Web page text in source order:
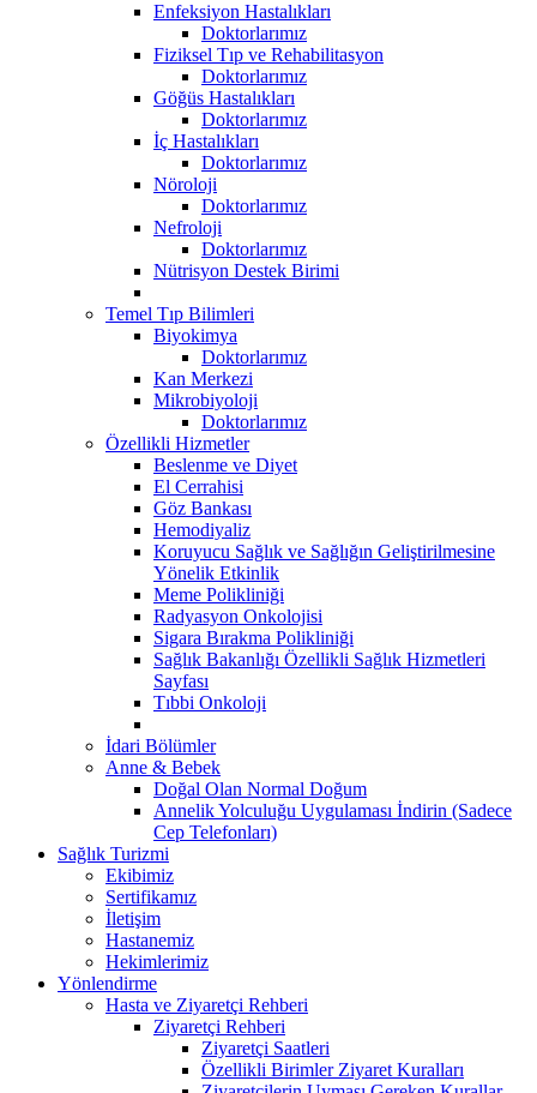
Enfeksiyon Hastalıkları
Doktorlarımız
Fiziksel Tıp ve Rehabilitasyon
Doktorlarımız
Göğüs Hastalıkları
Doktorlarımız
İç Hastalıkları
Doktorlarımız
Nöroloji
Doktorlarımız
Nefroloji
Doktorlarımız
Nütrisyon Destek Birimi
Temel Tıp Bilimleri
Biyokimya
Doktorlarımız
Kan Merkezi
Mikrobiyoloji
Doktorlarımız
Özellikli Hizmetler
Beslenme ve Diyet
El Cerrahisi
Göz Bankası
Hemodiyaliz
Koruyucu Sağlık ve Sağlığın Geliştirilmesine
Yönelik Etkinlik
Meme Polikliniği
Radyasyon Onkolojisi
Sigara Bırakma Polikliniği
Sağlık Bakanlığı Özellikli Sağlık Hizmetleri
Sayfası
Tıbbi Onkoloji
İdari Bölümler
Anne & Bebek
Doğal Olan Normal Doğum
Annelik Yolculuğu Uygulaması İndirin (Sadece
Cep Telefonları)
Sağlık Turizmi
Ekibimiz
Sertifikamız
İletişim
Hastanemiz
Hekimlerimiz
Yönlendirme
Hasta ve Ziyaretçi Rehberi
Ziyaretçi Rehberi
Ziyaretçi Saatleri
Özellikli Birimler Ziyaret Kuralları